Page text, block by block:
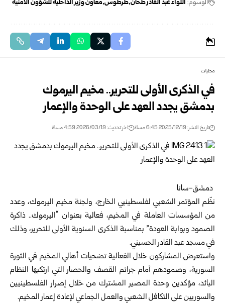
الوسوم: اللواء عبد القادر طحّان طرطوس معاون وزير الداخلية للشؤون الأمنية
محليات
في الذكرى الأولى للتحرير.. مخيم اليرموك
بدمشق يجدد العهد على الوحدة والإعمار
تاريخ النشر: 2025/12/19 6:45 مساءً اخر تحديث: 2026/03/19 4:59 مساءً
دمشق-سانا
نظّم المؤتمر الشعبي لفلسطينيي الخارج، ولجنة مخيم اليرموك، وعدد
من المؤسسات العاملة في المخيم، فعالية بعنوان “اليرموك.. ذاكرة
الصمود وبوابة العودة” بمناسبة الذكرى السنوية الأولى للتحرير، وذلك
في مسجد عبد القادر الحسيني.
واستعرض المشاركون خلال الفعالية تضحيات أهالي المخيم في الثورة
السورية، وصمودهم أمام جرائم القصف والحصار التي ارتكبها النظام
البائد، مؤكدين وحدة المصير المشترك من خلال إصرار الفلسطينيين
والسوريين على التكافل الشعبي والعمل الجماعي لإعادة إعمار المخيم.